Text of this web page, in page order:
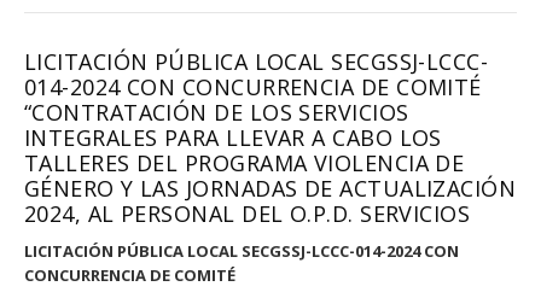
LICITACIÓN PÚBLICA LOCAL SECGSSJ-LCCC-
014-2024 CON CONCURRENCIA DE COMITÉ
“CONTRATACIÓN DE LOS SERVICIOS
INTEGRALES PARA LLEVAR A CABO LOS
TALLERES DEL PROGRAMA VIOLENCIA DE
GÉNERO Y LAS JORNADAS DE ACTUALIZACIÓN
2024, AL PERSONAL DEL O.P.D. SERVICIOS
LICITACIÓN PÚBLICA LOCAL SECGSSJ-LCCC-014-2024 CON
CONCURRENCIA DE COMITÉ